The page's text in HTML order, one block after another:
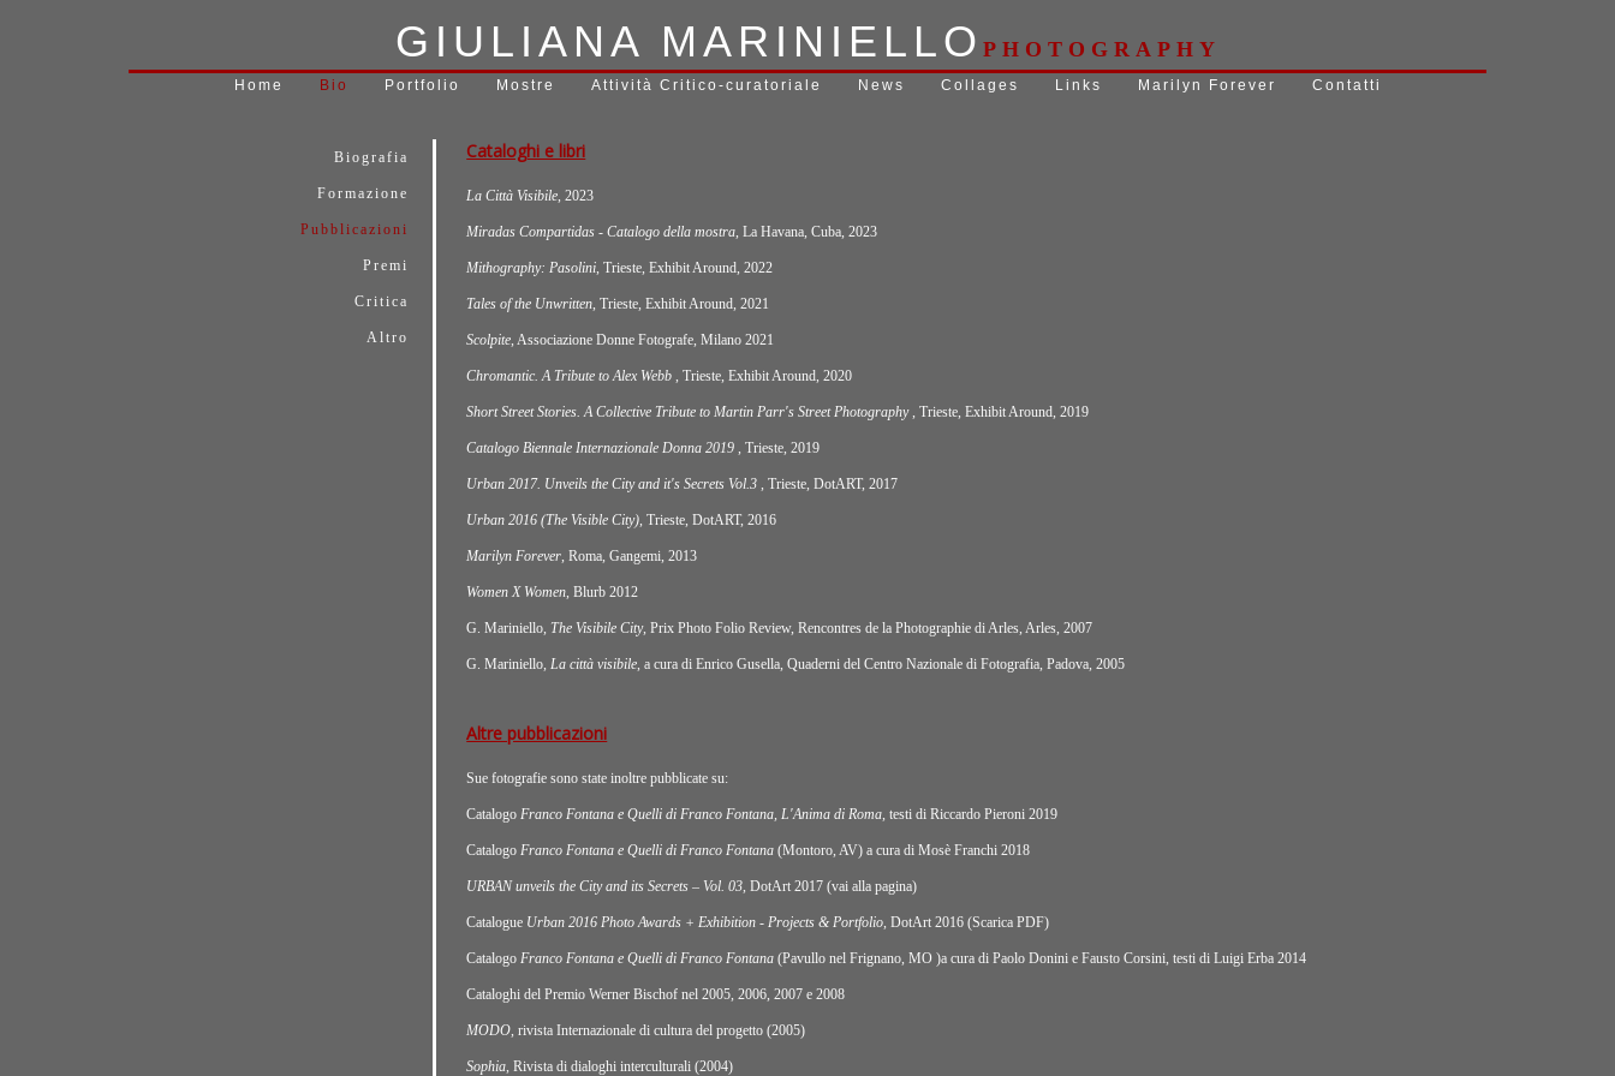
GIULIANA MARINIELLO PHOTOGRAPHY
Home Bio Portfolio Mostre Attività Critico-curatoriale News Collages Links Marilyn Forever Contatti
Cataloghi e libri
La Città Visibile, 2023
Miradas Compartidas - Catalogo della mostra, La Havana, Cuba, 2023
Mithography: Pasolini, Trieste, Exhibit Around, 2022
Tales of the Unwritten, Trieste, Exhibit Around, 2021
Scolpite, Associazione Donne Fotografe, Milano 2021
Chromantic. A Tribute to Alex Webb, Trieste, Exhibit Around, 2020
Short Street Stories. A Collective Tribute to Martin Parr's Street Photography, Trieste, Exhibit Around, 2019
Catalogo Biennale Internazionale Donna 2019, Trieste, 2019
Urban 2017. Unveils the City and it's Secrets Vol.3, Trieste, DotART, 2017
Urban 2016 (The Visible City), Trieste, DotART, 2016
Marilyn Forever, Roma, Gangemi, 2013
Women X Women, Blurb 2012
G. Mariniello, The Visibile City, Prix Photo Folio Review, Rencontres de la Photographie di Arles, Arles, 2007
G. Mariniello,La città visibile, a cura di Enrico Gusella, Quaderni del Centro Nazionale di Fotografia, Padova, 2005
Altre pubblicazioni
Sue fotografie sono state inoltre pubblicate su:
CatalogoFranco Fontana e Quelli di Franco Fontana, L'Anima di Roma, testi di Riccardo Pieroni 2019
CatalogoFranco Fontana e Quelli di Franco Fontana (Montoro, AV) a cura di Mosè Franchi 2018
URBAN unveils the City and its Secrets – Vol. 03, DotArt 2017 (vai alla pagina)
Catalogue Urban 2016 Photo Awards + Exhibition - Projects & Portfolio, DotArt 2016 (Scarica PDF)
CatalogoFranco Fontana e Quelli di Franco Fontana (Pavullo nel Frignano, MO )a cura di Paolo Donini e Fausto Corsini, testi di Luigi Erba 2014
Cataloghi del Premio Werner Bischof nel 2005, 2006, 2007 e 2008
MODO, rivista Internazionale di cultura del progetto (2005)
Sophia, Rivista di dialoghi interculturali (2004)
Biografia
Formazione
Pubblicazioni
Premi
Critica
Altro